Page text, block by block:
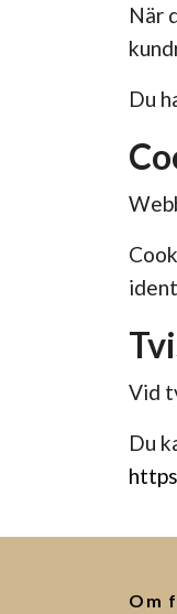
När
Du
Vid
Du
Om